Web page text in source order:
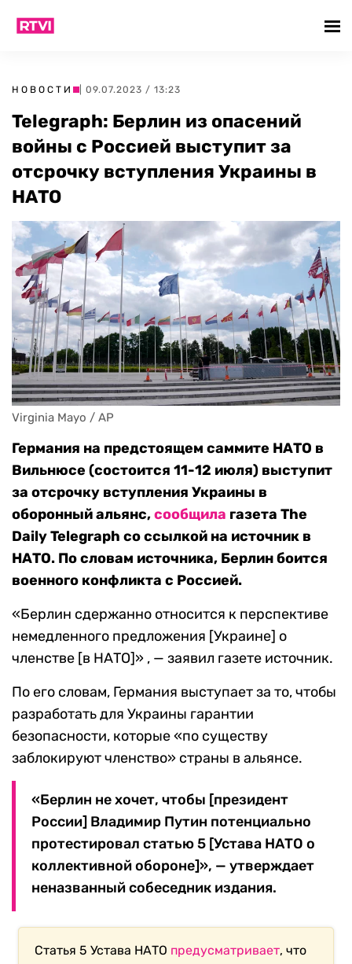
НОВОСТИ | 09.07.2023 / 13:23
Telegraph: Берлин из опасений
войны с Россией выступит за
отсрочку вступления Украины в
НАТО
Virginia Mayo / AP
Германия на предстоящем саммите НАТО в
Вильнюсе (состоится 11-12 июля) выступит
за отсрочку вступления Украины в
оборонный альянс,сообщила газета The
Daily Telegraph со ссылкой на источник в
НАТО. По словам источника, Берлин боится
военного конфликта с Россией.
«Берлин сдержанно относится к перспективе
немедленного предложения [Украине] о
членстве [в НАТО]» , — заявил газете источник.
По его словам, Германия выступает за то, чтобы
разработать для Украины гарантии
безопасности, которые «по существу
заблокируют членство» страны в альянсе.
«Берлин не хочет, чтобы [президент
России] Владимир Путин потенциально
протестировал статью 5 [Устава НАТО о
коллективной обороне]», — утверждает
неназванный собеседник издания.
Статья 5 Устава НАТО предусматривает, что